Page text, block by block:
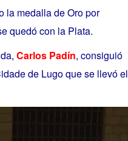
la medalla de Oro por
quedó con la Plata.
Carlos Padín, consiguió
de Lugo que se llevó el